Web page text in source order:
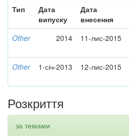
Тип
Дата
випуску
Дата
внесення
Other 2014 11-лис-2015
Other 1-січ-2013 12-лис-2015
Розкриття
за темами